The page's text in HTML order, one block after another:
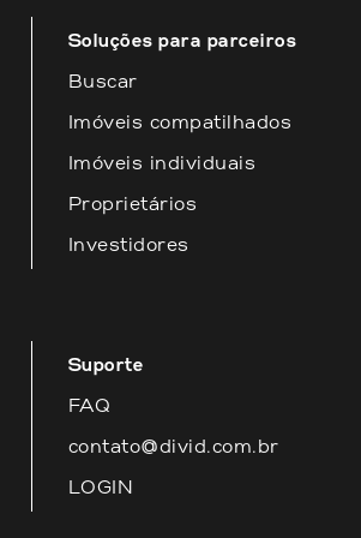
Soluções para parceiros
Buscar
Imóveis compatilhados
Imóveis individuais
Proprietários
Investidores
Suporte
FAQ
contato@divid.com.br
LOGIN